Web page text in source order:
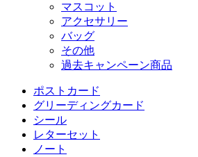
マスコット
アクセサリー
バッグ
その他
過去キャンペーン商品
ポストカード
グリーディングカード
シール
レターセット
ノート